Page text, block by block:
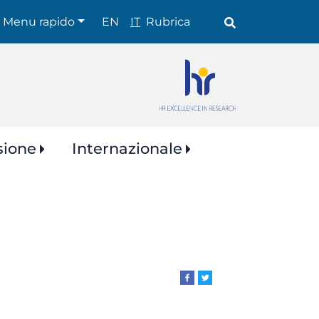
Shortcuts
Menu rapido EN IT Rubrica
Internazionale